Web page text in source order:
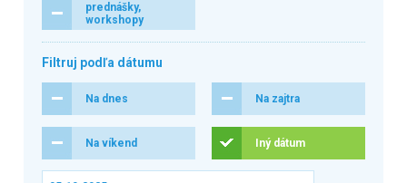
prednášky,
workshopy
Filtruj podľa dátumu
Na dnes Na zajtra
Na víkend Iný dátum